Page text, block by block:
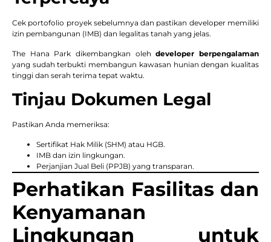
Cek portofolio proyek sebelumnya dan pastikan developer memiliki
izin pembangunan (IMB) dan legalitas tanah yang jelas.
The Hana Park dikembangkan olehdeveloper berpengalaman
yang sudah terbukti membangun kawasan hunian dengan kualitas
tinggi dan serah terima tepat waktu.
Tinjau Dokumen Legal
Pastikan Anda memeriksa:
Sertifikat Hak Milik (SHM) atau HGB.
IMB dan izin lingkungan.
Perjanjian Jual Beli (PPJB) yang transparan.
Perhatikan Fasilitas dan
Kenyamanan
Lingkungan untuk